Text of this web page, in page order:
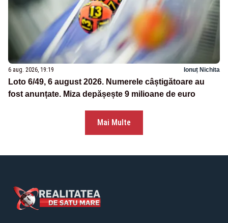
6 aug. 2026, 19:19 Ionuț Nichita
Loto 6/49, 6 august 2026. Numerele câștigătoare au
fost anunțate. Miza depășește 9 milioane de euro
Mai Multe